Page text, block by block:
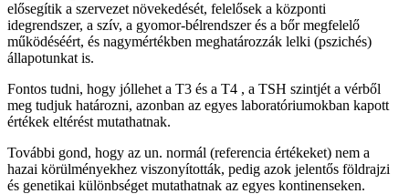
elősegítik a szervezet növekedését, felelősek a központi
idegrendszer, a szív, a gyomor-bélrendszer és a bőr megfelelő
működéséért, és nagymértékben meghatározzák lelki (pszichés)
állapotunkat is.
Fontos tudni, hogy jóllehet a T3 és a T4 , a TSH szintjét a vérből
meg tudjuk határozni, azonban az egyes laboratóriumokban kapott
értékek eltérést mutathatnak.
További gond, hogy az un. normál (referencia értékeket) nem a
hazai körülményekhez viszonyították, pedig azok jelentős földrajzi
és genetikai különbséget mutathatnak az egyes kontinenseken.